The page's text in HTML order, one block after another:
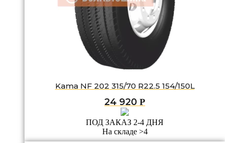
Kama NF 202 315/70 R22.5 154/150L
24 920 Р
ПОД ЗАКАЗ 2-4 ДНЯ
На складе >4